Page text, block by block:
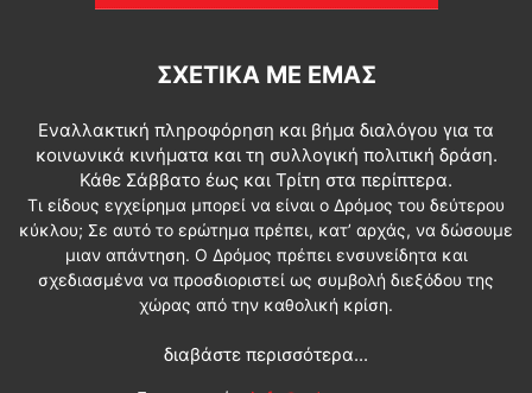
ΣΧΕΤΙΚΆ ΜΕ ΕΜΆΣ
Εναλλακτική πληροφόρηση και βήμα διαλόγου για τα
κοινωνικά κινήματα και τη συλλογική πολιτική δράση.
Κάθε Σάββατο έως και Τρίτη στα περίπτερα.
Τι είδους εγχείρημα μπορεί να είναι ο Δρόμος του δεύτερου
κύκλου; Σε αυτό το ερώτημα πρέπει, κατ’ αρχάς, να δώσουμε
μιαν απάντηση. Ο Δρόμος πρέπει ενσυνείδητα και
σχεδιασμένα να προσδιοριστεί ως συμβολή διεξόδου της
χώρας από την καθολική κρίση.
διαβάστε περισσότερα...